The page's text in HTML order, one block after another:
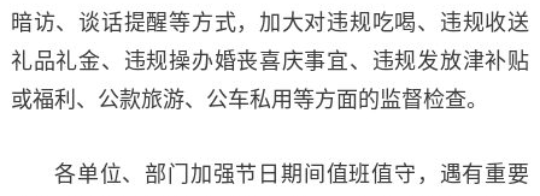
暗访、谈话提醒等方式，加大对违规吃喝、违规收送
礼品礼金、违规操办婚丧喜庆事宜、违规发放津补贴
或福利、公款旅游、公车私用等方面的监督检查。
各单位、部门加强节日期间值班值守，遇有重要